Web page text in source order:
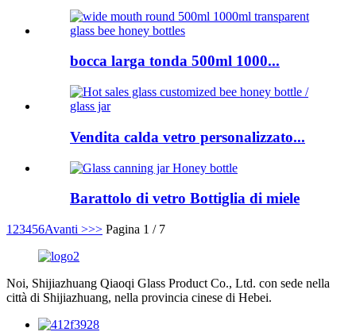
bocca larga tonda 500ml 1000...
Vendita calda vetro personalizzato...
Barattolo di vetro Bottiglia di miele
1 23456Avanti >>> Pagina 1 / 7
Noi, Shijiazhuang Qiaoqi Glass Product Co., Ltd. con sede nella
città di Shijiazhuang, nella provincia cinese di Hebei.